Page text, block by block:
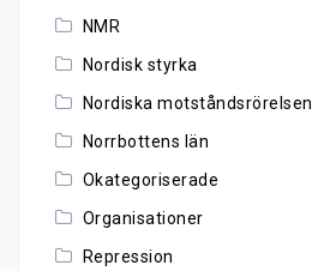
NMR
Nordisk styrka
Nordiska motståndsrörelsen
Norrbottens län
Okategoriserade
Organisationer
Repression